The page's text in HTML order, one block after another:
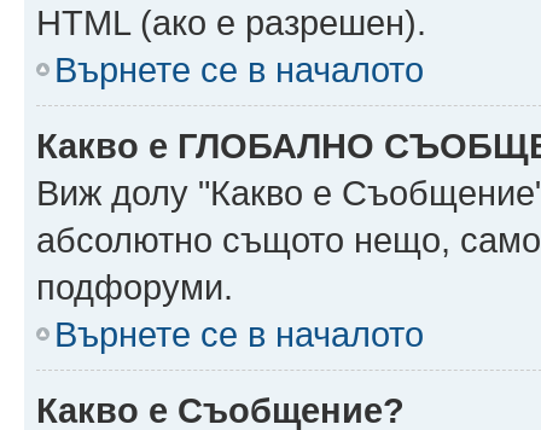
HTML (ако е разрешен).
Върнете се в началото
Какво е ГЛОБАЛНО
Виж долу "Какво е
абсолютно същото нещо,
подфоруми.
Върнете се в началото
Какво е Съобщение?